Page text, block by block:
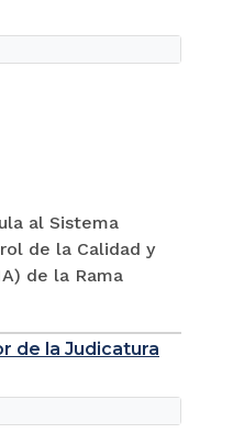
al Sistema
de la Calidad y
de la Rama
de la Judicatura